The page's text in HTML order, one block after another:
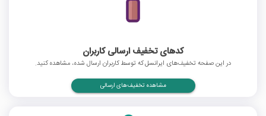
کدهای تخفیف ارسالی کاربران
در این صفحه تخفیف‌های ایرانسل که توسط کاربران ارسال شده، مشاهده کنید.
مشاهده تخفیف‌های ارسالی